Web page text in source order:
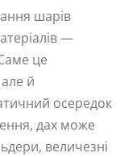
шарів
—
це
й
осередок
дах може
величезні